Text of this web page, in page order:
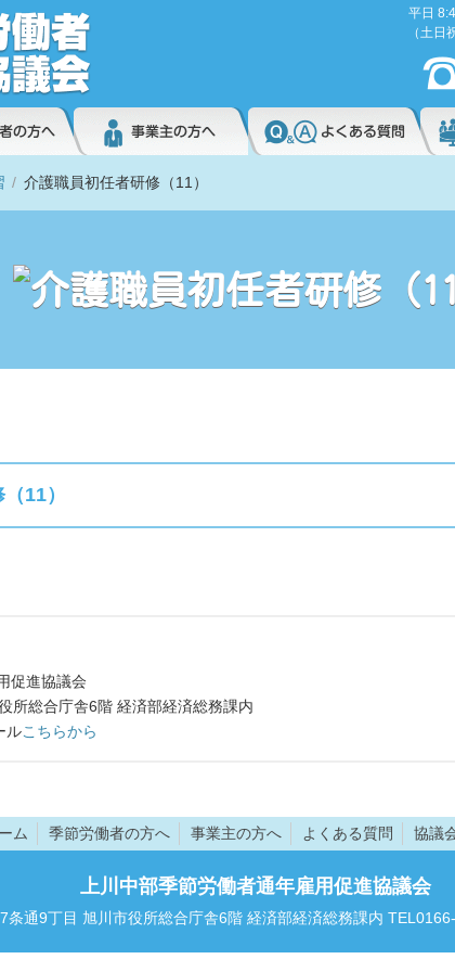
平日
（土日
介護職員初任者研修（11）
11）
促進協議会
総合庁舎6階 経済部経済総務課内
ルこちらから
ム 季節労働者の方へ 事業主の方へ よくある質問 協議
上川中部季節労働者通年雇用促進協議会
条通9丁目 旭川市役所総合庁舎6階 経済部経済総務課内